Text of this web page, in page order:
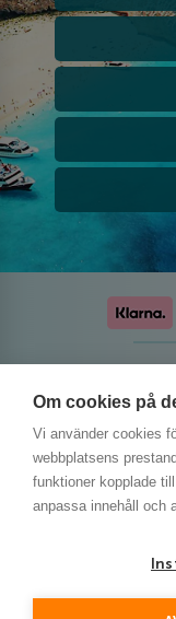
Om cookies på
Vi använder cookies
webbplatsens
funktioner kopplade
anpassa innehåll och